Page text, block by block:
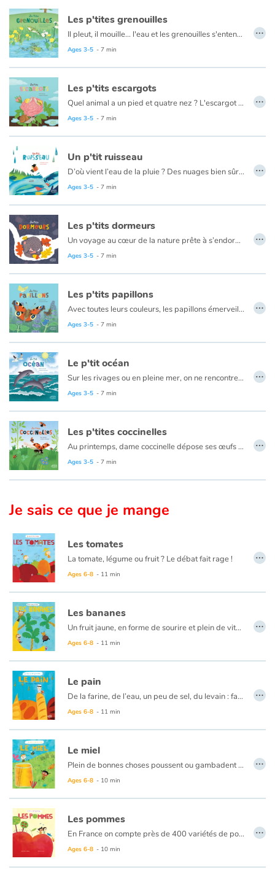
Les p'tites grenouilles
Il pleut, il mouille... l'eau et les grenouilles s'entendent à merveille ! Sa peau lisse, qui la différencie de son cousin le crapaud, fait d'elle une véritable championne de natation ! Mais attention, toutes ne vivent pas dans l'eau ! Même si l'on imagine souvent des grenouilles croassant dans leur mare, certaines préfèrent la fraîcheur des forêts. Pour passer l'hiver en toute sécurité, certaines sont alors capables de modifier leur température et leur rythme cardiaque ! À la saison des amours, elles donnent de la voix avant de s’accoupler. La femelle pond ses œufs sous l’eau, dans les végétaux. Bientôt, des têtards frétillants peuplent la mare. Des pattes sortent de leur corps, leur queue disparait et hop ! Les grenouilles bondissent hors de l’eau !
Ages 3-5 - 7 min
…
Les p'tits escargots
Quel animal a un pied et quatre nez ? L'escargot ! Et oui, ce petit gastéropode réserve bien des surprises. Aussitôt qu'il pleut, l'escargot sort sa tête… pour se gorger d'eau. C'est ainsi qu'il fabrique la bave qui lui permet de ramper partout aussi bien à l'horizontale qu'à la verticale. Si ses deux petits yeux ne lui servent pas à grand-chose, ses quatre nez, eux, le guident sans faille vers sa nourriture. Le petit gourmand ! À la saison des amours, nul besoin de partir en quête d'un mâle ou d'une femelle, les escargots sont les deux à la fois !
Ages 3-5 - 7 min
…
Un p'tit ruisseau
D’où vient l’eau de la pluie ? Des nuages bien sûr ! Mais, où va l’eau de la pluie ? Elle ruisselle, ou s’infiltre dans le sol, ou forme flaques et mares. Au passage, elle abreuve les plantes ; elle ruisselle encore. Le ruisseau va aux fleuves, qui vont à la mer. Et pourquoi la mer ne déborde-t-elle pas ? Parce qu’une partie de son eau s’évapore. Les flaques aussi s’évaporent et les plantes transpirent. Toute l’eau qui s’évapore remonte au ciel. Et les nuages grossissent...
Ages 3-5 - 7 min
…
Les p'tits dormeurs
Un voyage au cœur de la nature prête à s’endormir pour l’hiver.
Ages 3-5 - 7 min
…
Les p'tits papillons
Avec toutes leurs couleurs, les papillons émerveillent. Lorsque vient le printemps, ils volent de fleurs en fleurs dans les jardins et les campagnes.
Ages 3-5 - 7 min
…
Le p'tit océan
Sur les rivages ou en pleine mer, on ne rencontre pas les mêmes êtres vivants, loin de là ! Heureusement, dans cette immensité bleue, il y a de la place pour tout le monde !
Ages 3-5 - 7 min
…
Les p'tites coccinelles
Au printemps, dame coccinelle dépose ses œufs au creux d’une feuille. Quelques jours plus tard, une larve jaune et grise en sort.
Ages 3-5 - 7 min
…
Je sais ce que je mange
Les tomates
La tomate, légume ou fruit ? Le débat fait rage !
Jaune, rouge, petite ou grosse, ronde ou allongée… À chaque variété son goût !
Ages 6-8 - 11 min
…
Les bananes
Un fruit jaune, en forme de sourire et plein de vitamines… C'est la banane !
Aussi étrange que cela puisse paraître, le bananier n'est pas arbre mais une herbe géante… vraiment géante ! Elle grimpe jusqu'à 10 mètres en quelques mois !
Ages 6-8 - 11 min
…
Le pain
De la farine, de l’eau, un peu de sel, du levain : fabriquer du pain, c’est enfantin. Oui mais… la farine… d’où vient-elle ? Du blé ! Et le blé, comment le cultive-t-on ? En respectant la terre ou pas ?
Ages 6-8 - 11 min
…
Le miel
Plein de bonnes choses poussent ou gambadent dans la nature pour finir dans nos assiettes. Elles viennent d’où ? Elles passent par où ? Comment se régaler des meilleurs produits ?
Ages 6-8 - 10 min
…
Les pommes
En France on compte près de 400 variétés de pommes, ce n’est pas grand-chose en comparaison des 4 000 variétés recensées à l’échelle de la planète… De quoi tomber dans les pommes !
Mais qu’en est-il de la santé des consommateurs ? Malheureusement, ce sont des fruits qui peuvent connaître jusqu’à plus de 30 produits chimiques ! Heureusement d’autres pomiculteurs font le choix de l'agriculture biologique !
Ages 6-8 - 10 min
…